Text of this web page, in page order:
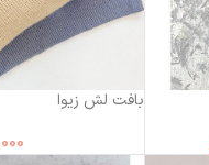
بافت لش زیوا